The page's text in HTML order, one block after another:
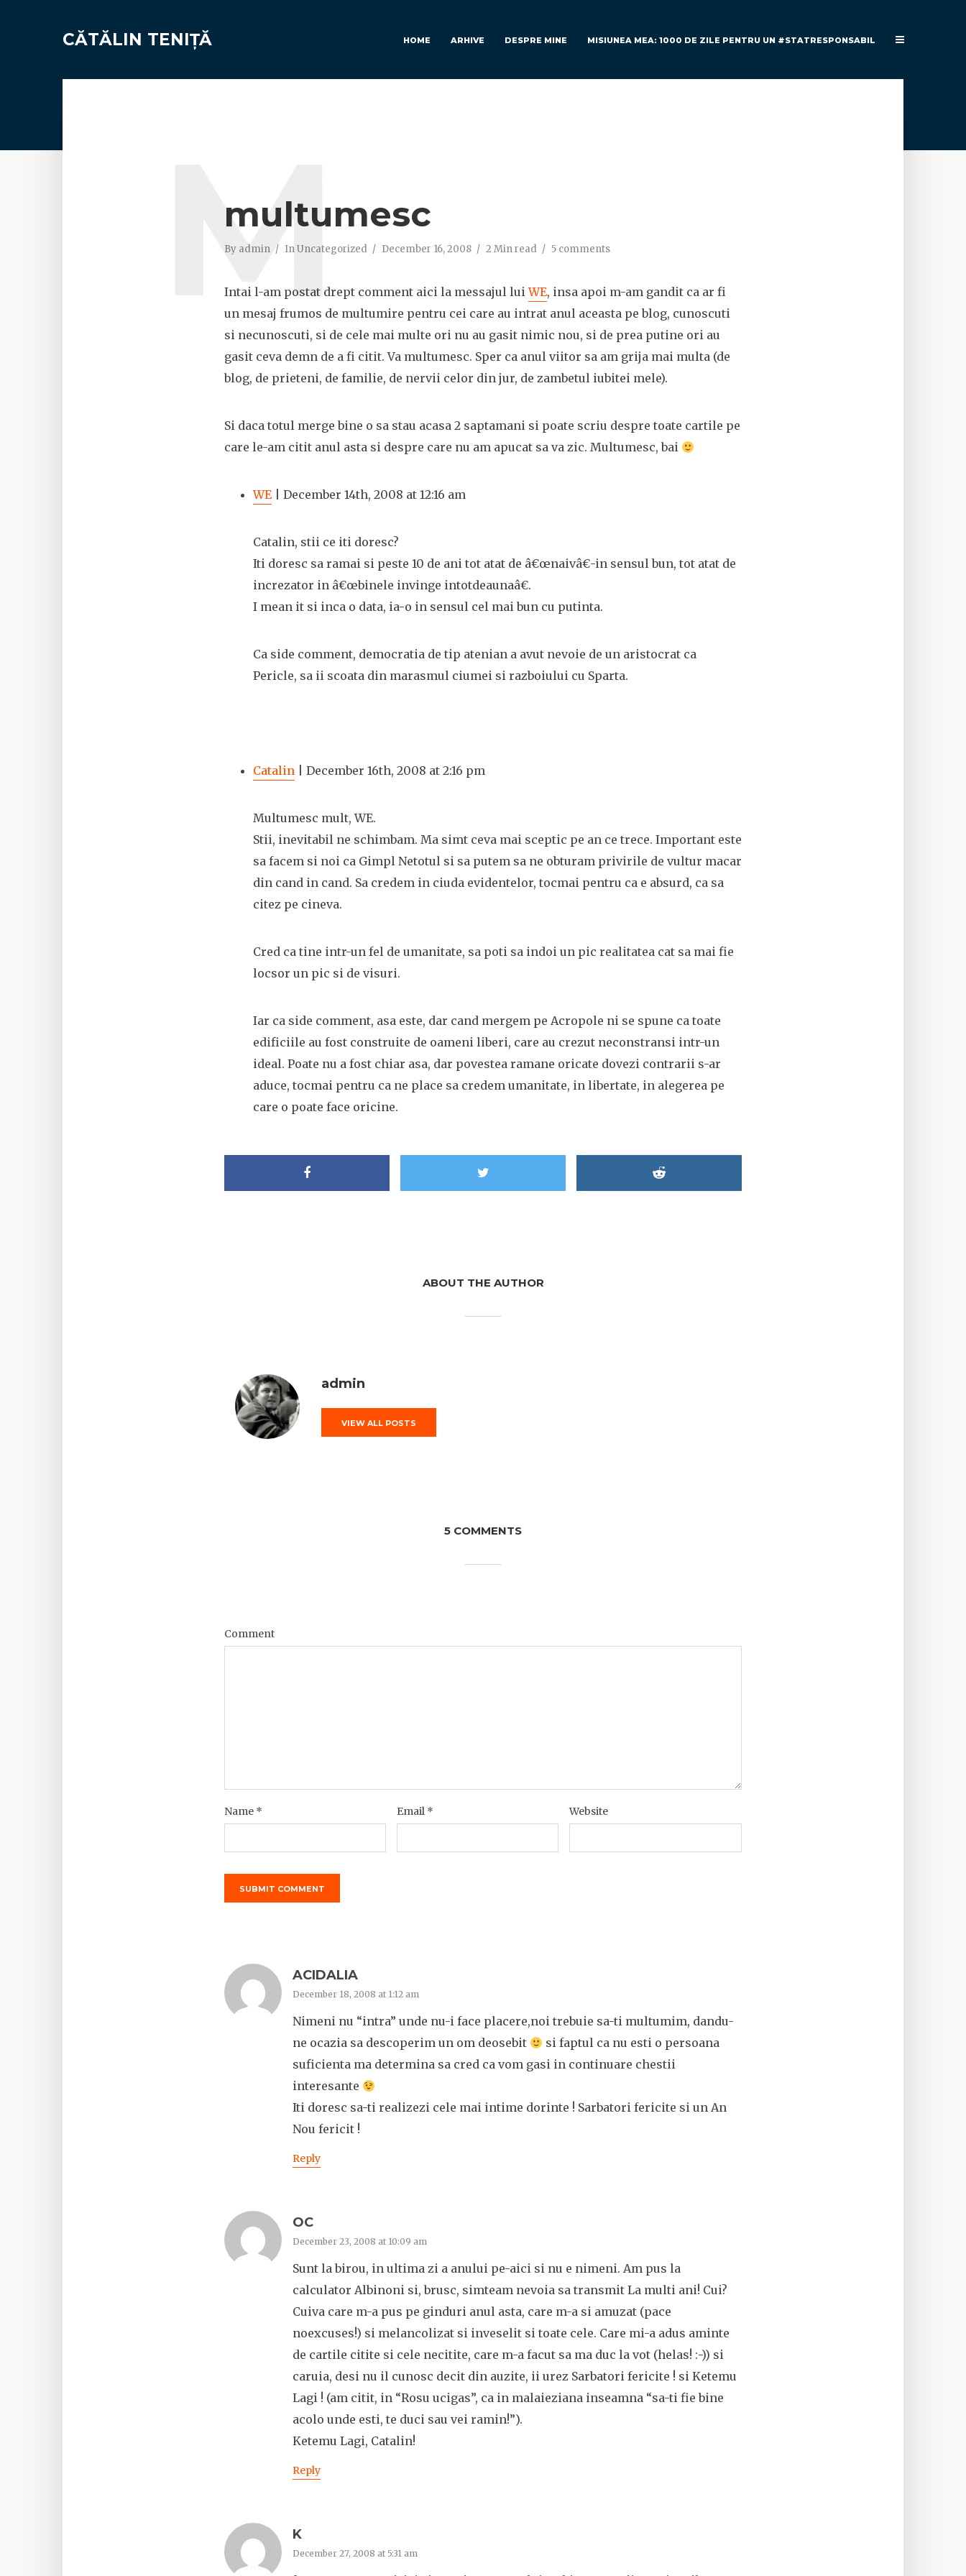
CĂTĂLIN TENIȚĂ HOME ARHIVE DESPRE MINE MISIUNEA MEA: 1000 DE ZILE PENTRU UN #STATRESPONSABIL
multumesc
By admin InUncategorized December 16, 2008 2 Min read 5 comments
M
Intai l-am postat drept comment aici la messajul luiWE, insa apoi m-am gandit ca ar fi
un mesaj frumos de multumire pentru cei care au intrat anul aceasta pe blog, cunoscuti
si necunoscuti, si de cele mai multe ori nu au gasit nimic nou, si de prea putine ori au
gasit ceva demn de a fi citit. Va multumesc. Sper ca anul viitor sa am grija mai multa (de
blog, de prieteni, de familie, de nervii celor din jur, de zambetul iubitei mele).
Si daca totul merge bine o sa stau acasa 2 saptamani si poate scriu despre toate cartile pe
care le-am citit anul asta si despre care nu am apucat sa va zic. Multumesc, bai
WE | December 14th, 2008 at 12:16 am
Catalin, stii ce iti doresc?
Iti doresc sa ramai si peste 10 de ani tot atat de â€œnaivâ€-in sensul bun, tot atat de
increzator in â€œbinele invinge intotdeaunaâ€.
I mean it si inca o data, ia-o in sensul cel mai bun cu putinta.
Ca side comment, democratia de tip atenian a avut nevoie de un aristocrat ca
Pericle, sa ii scoata din marasmul ciumei si razboiului cu Sparta.
Catalin | December 16th, 2008 at 2:16 pm
Multumesc mult, WE.
Stii, inevitabil ne schimbam. Ma simt ceva mai sceptic pe an ce trece. Important este
sa facem si noi ca Gimpl Netotul si sa putem sa ne obturam privirile de vultur macar
din cand in cand. Sa credem in ciuda evidentelor, tocmai pentru ca e absurd, ca sa
citez pe cineva.
Cred ca tine intr-un fel de umanitate, sa poti sa indoi un pic realitatea cat sa mai fie
locsor un pic si de visuri.
Iar ca side comment, asa este, dar cand mergem pe Acropole ni se spune ca toate
edificiile au fost construite de oameni liberi, care au crezut neconstransi intr-un
ideal. Poate nu a fost chiar asa, dar povestea ramane oricate dovezi contrarii s-ar
aduce, tocmai pentru ca ne place sa credem umanitate, in libertate, in alegerea pe
care o poate face oricine.
ABOUT THE AUTHOR
admin
VIEW ALL POSTS
5 COMMENTS
Comment
Name * Email * Website
ACIDALIA
December 18, 2008 at 1:12 am
Nimeni nu “intra” unde nu-i face placere,noi trebuie sa-ti multumim, dandu-
ne ocazia sa descoperim un om deosebit
si faptul ca nu esti o persoana
suficienta ma determina sa cred ca vom gasi in continuare chestii
interesante
Iti doresc sa-ti realizezi cele mai intime dorinte ! Sarbatori fericite si un An
Nou fericit !
Reply
OC
December 23, 2008 at 10:09 am
Sunt la birou, in ultima zi a anului pe-aici si nu e nimeni. Am pus la
calculator Albinoni si, brusc, simteam nevoia sa transmit La multi ani! Cui?
Cuiva care m-a pus pe ginduri anul asta, care m-a si amuzat (pace
noexcuses!) si melancolizat si inveselit si toate cele. Care mi-a adus aminte
de cartile citite si cele necitite, care m-a facut sa ma duc la vot (helas! :-)) si
caruia, desi nu il cunosc decit din auzite, ii urez Sarbatori fericite ! si Ketemu
Lagi ! (am citit, in “Rosu ucigas”, ca in malaieziana inseamna “sa-ti fie bine
acolo unde esti, te duci sau vei ramin!”).
Ketemu Lagi, Catalin!
Reply
K
December 27, 2008 at 5:31 am